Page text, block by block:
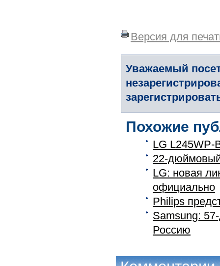
Версия для
Уважаемый
Похожие
LG L245WP-
22-
LG: новая
официально
Philips
Samsung:
Россию